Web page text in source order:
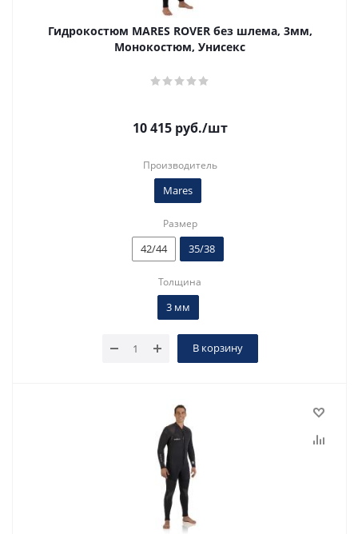
Гидрокостюм MARES ROVER без шлема, 3мм,
Монокостюм, Унисекс
10 415руб./шт
Производитель
Mares
Размер
42/44 35/38
Толщина
3 мм
В корзину